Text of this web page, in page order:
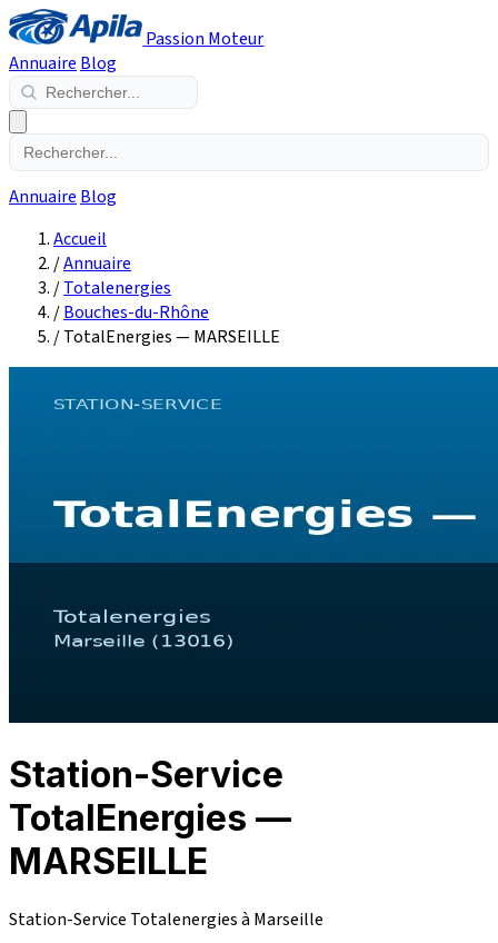
Passion Moteur
Annuaire Blog
Annuaire Blog
Accueil
/Annuaire
/Totalenergies
/Bouches-du-Rhône
/TotalEnergies — MARSEILLE
Station-Service
TotalEnergies —
MARSEILLE
Station-Service Totalenergies à Marseille